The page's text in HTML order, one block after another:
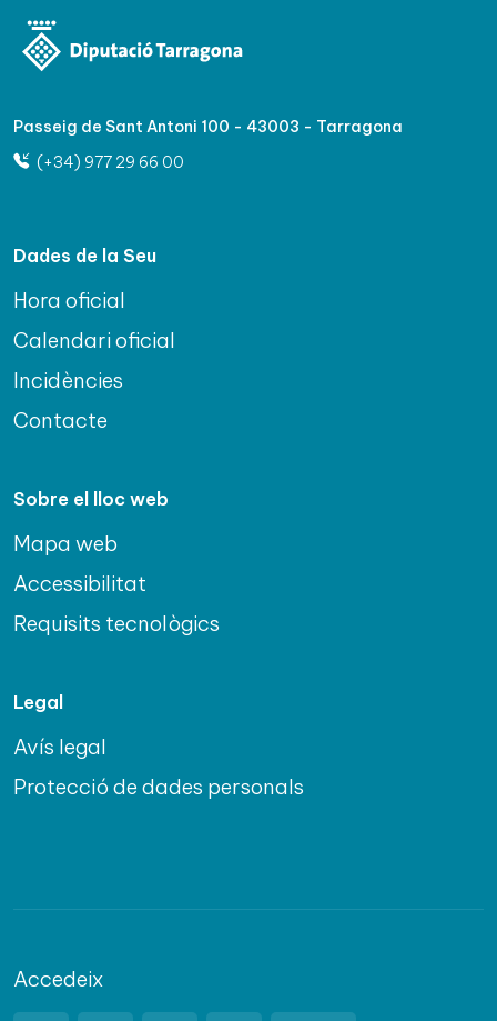
Passeig de Sant Antoni 100 - 43003 - Tarragona
(+34) 977 29 66 00
Dades de la Seu
Hora oficial
Calendari oficial
Incidències
Contacte
Sobre el lloc web
Mapa web
Accessibilitat
Requisits tecnològics
Legal
Avís legal
Protecció de dades personals
Accedeix